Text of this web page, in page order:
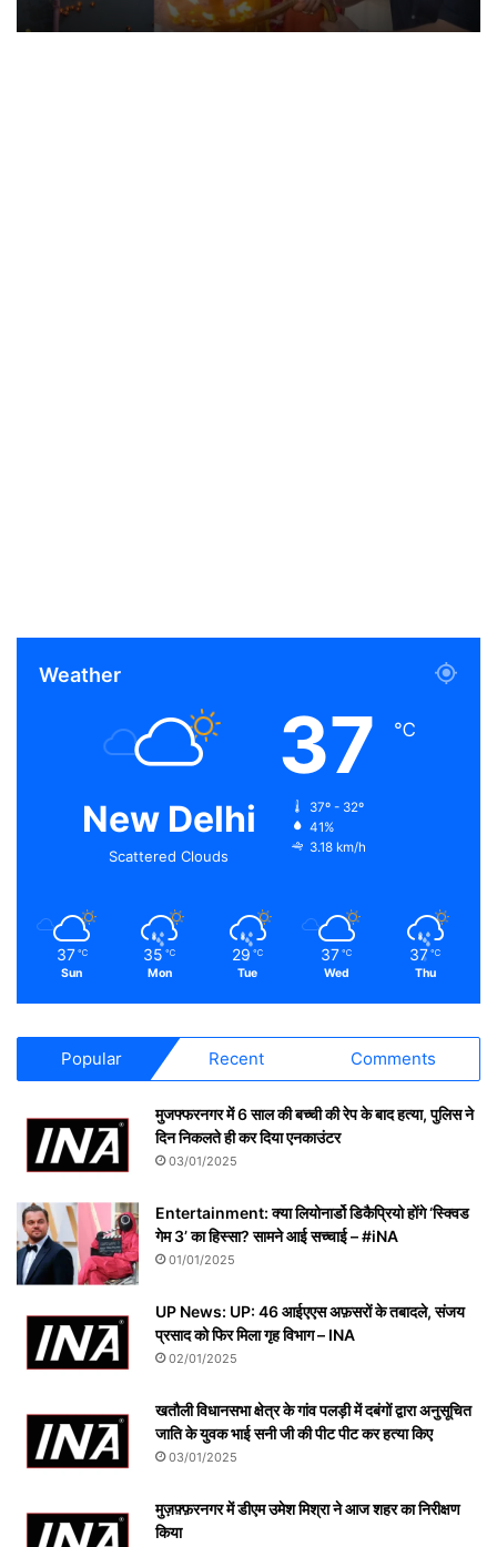
Weather
New Delhi
Scattered Clouds
37 ℃
37º - 32º
41%
3.18 km/h
37 ℃
Sun
35 ℃
Mon
29 ℃
Tue
37 ℃
Wed
37 ℃
Thu
Popular Recent Comments
मुजफ्फरनगर में 6 साल की बच्ची की रेप के बाद हत्या, पुलिस ने
दिन निकलते ही कर दिया एनकाउंटर
03/01/2025
Entertainment: क्या लियोनार्डो डिकैप्रियो होंगे ‘स्क्विड
गेम 3’ का हिस्सा? सामने आई सच्चाई – #iNA
01/01/2025
UP News: UP: 46 आईएएस अफ़सरों के तबादले, संजय
प्रसाद को फिर मिला गृह विभाग – INA
02/01/2025
खतौली विधानसभा क्षेत्र के गांव पलड़ी में दबंगों द्वारा अनुसूचित
जाति के युवक भाई सनी जी की पीट पीट कर हत्या किए
03/01/2025
मुज़फ़्फ़रनगर में डीएम उमेश मिश्रा ने आज शहर का निरीक्षण
किया